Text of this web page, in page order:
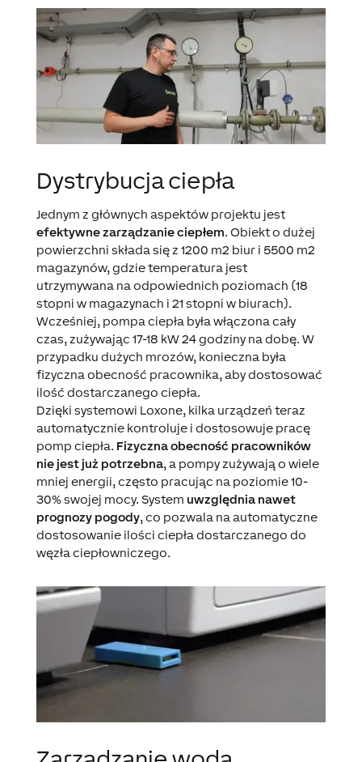
Dystrybucja ciepła
Jednym z głównych aspektów projektu jest
efektywne zarządzanie ciepłem. Obiekt o dużej
powierzchni składa się z 1200 m2 biur i 5500 m2
magazynów, gdzie temperatura jest
utrzymywana na odpowiednich poziomach (18
stopni w magazynach i 21 stopni w biurach).
Wcześniej, pompa ciepła była włączona cały
czas, zużywając 17-18 kW 24 godziny na dobę. W
przypadku dużych mrozów, konieczna była
fizyczna obecność pracownika, aby dostosować
ilość dostarczanego ciepła.
Dzięki systemowi Loxone, kilka urządzeń teraz
automatycznie kontroluje i dostosowuje pracę
pomp ciepła. Fizyczna obecność pracowników
nie jest już potrzebna, a pompy zużywają o wiele
mniej energii, często pracując na poziomie 10-
30% swojej mocy. System uwzględnia nawet
prognozy pogody, co pozwala na automatyczne
dostosowanie ilości ciepła dostarczanego do
węzła ciepłowniczego.